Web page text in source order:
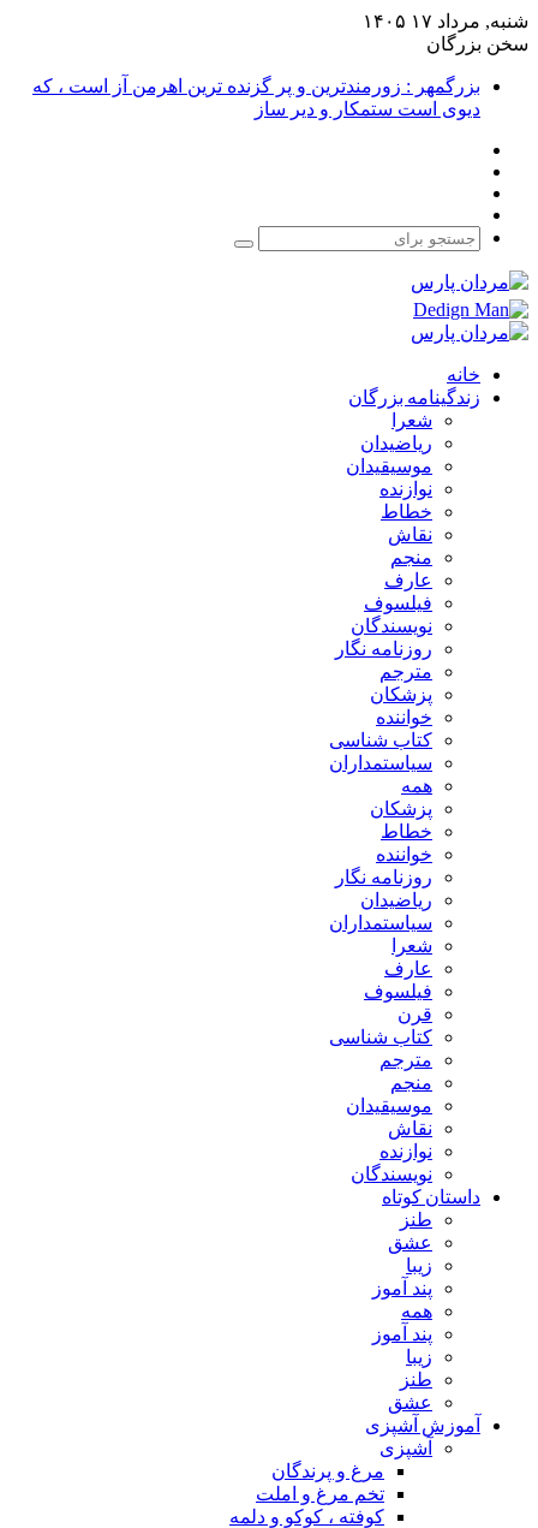
شنبه, مرداد ۱۷ ۱۴۰۵
سخن بزرگان
بزرگمهر : زورمندترین و پر گزنده ترین اهرمن آز است ، که
دیوی است ستمکار و دیر ساز
جستجو
خانه
زندگینامه بزرگان
شعرا
ریاضیدان
موسیقیدان
نوازنده
خطاط
نقاش
منجم
عارف
فیلسوف
نویسندگان
روزنامه نگار
مترجم
پزشکان
خواننده
کتاب شناسی
سیاستمداران
همه
پزشکان
خطاط
خواننده
روزنامه نگار
ریاضیدان
سیاستمداران
شعرا
عارف
فیلسوف
قرن
کتاب شناسی
مترجم
منجم
موسیقیدان
نقاش
نوازنده
نویسندگان
داستان کوتاه
طنز
عشق
زیبا
پند آموز
همه
پند آموز
زیبا
طنز
عشق
آموزش آشپزی
آشپزی
مرغ و پرندگان
تخم مرغ و املت
کوفته ، کوکو و دلمه